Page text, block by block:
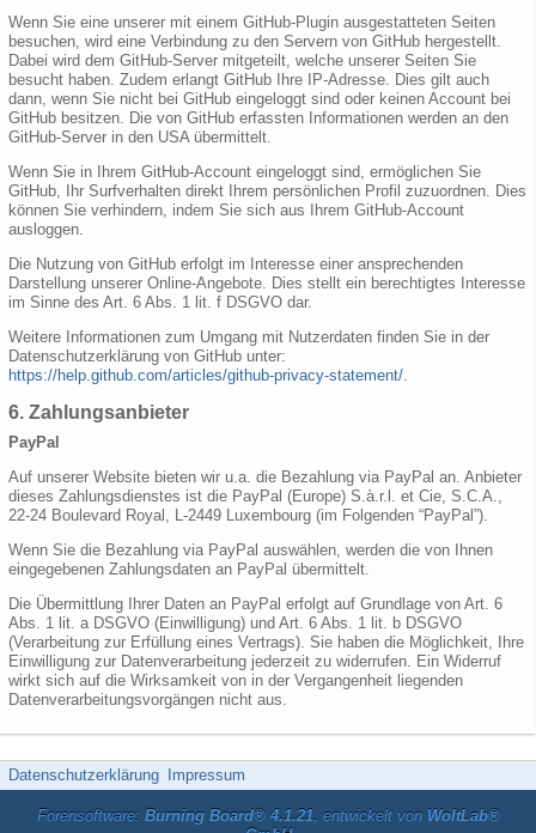
Wenn Sie eine unserer mit einem GitHub-Plugin ausgestatteten Seiten
besuchen, wird eine Verbindung zu den Servern von GitHub hergestellt.
Dabei wird dem GitHub-Server mitgeteilt, welche unserer Seiten Sie
besucht haben. Zudem erlangt GitHub Ihre IP-Adresse. Dies gilt auch
dann, wenn Sie nicht bei GitHub eingeloggt sind oder keinen Account bei
GitHub besitzen. Die von GitHub erfassten Informationen werden an den
GitHub-Server in den USA übermittelt.
Wenn Sie in Ihrem GitHub-Account eingeloggt sind, ermöglichen Sie
GitHub, Ihr Surfverhalten direkt Ihrem persönlichen Profil zuzuordnen. Dies
können Sie verhindern, indem Sie sich aus Ihrem GitHub-Account
ausloggen.
Die Nutzung von GitHub erfolgt im Interesse einer ansprechenden
Darstellung unserer Online-Angebote. Dies stellt ein berechtigtes Interesse
im Sinne des Art. 6 Abs. 1 lit. f DSGVO dar.
Weitere Informationen zum Umgang mit Nutzerdaten finden Sie in der
Datenschutzerklärung von GitHub unter:
https://help.github.com/articles/github-privacy-statement/
6. Zahlungsanbieter
PayPal
Auf unserer Website bieten wir u.a. die Bezahlung via PayPal an. Anbieter
dieses Zahlungsdienstes ist die PayPal (Europe) S.à.r.l. et Cie, S.C.A.,
22-24 Boulevard Royal, L-2449 Luxembourg (im Folgenden “PayPal”).
Wenn Sie die Bezahlung via PayPal auswählen, werden die von Ihnen
eingegebenen Zahlungsdaten an PayPal übermittelt.
Die Übermittlung Ihrer Daten an PayPal erfolgt auf Grundlage von Art. 6
Abs. 1 lit. a DSGVO (Einwilligung) und Art. 6 Abs. 1 lit. b DSGVO
(Verarbeitung zur Erfüllung eines Vertrags). Sie haben die Möglichkeit, Ihre
Einwilligung zur Datenverarbeitung jederzeit zu widerrufen. Ein Widerruf
wirkt sich auf die Wirksamkeit von in der Vergangenheit liegenden
Datenverarbeitungsvorgängen nicht aus.
Datenschutzerklärung Impressum
Forensoftware: Burning Board® 4.1.21, entwickelt von WoltLab®